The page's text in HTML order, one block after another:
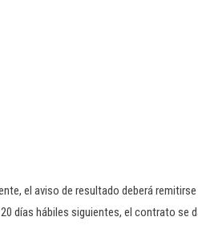
el aviso de resultado deberá
días hábiles siguientes, el contrato se